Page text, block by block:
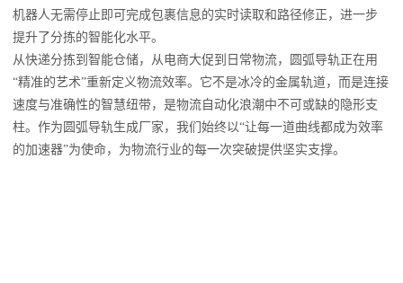
机器人无需停止即可完成包裹信息的实时读取和路径修正，进一步
提升了分拣的智能化水平。
从快递分拣到智能仓储，从电商大促到日常物流，圆弧导轨正在用
“精准的艺术”重新定义物流效率。它不是冰冷的金属轨道，而是连接
速度与准确性的智慧纽带，是物流自动化浪潮中不可或缺的隐形支
柱。作为圆弧导轨生成厂家，我们始终以“让每一道曲线都成为效率
的加速器”为使命，为物流行业的每一次突破提供坚实支撑。